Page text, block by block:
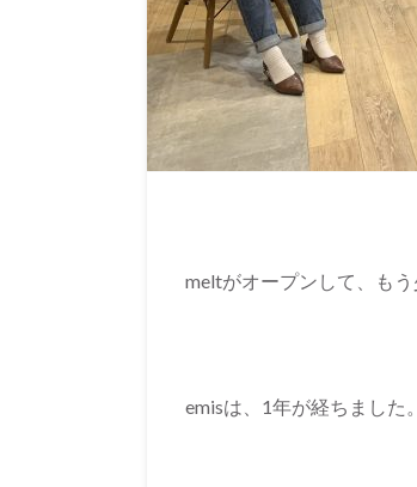
meltがオープンして、もう
emisは、1年が経ちました。